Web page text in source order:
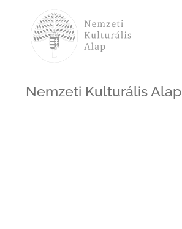
Nemzeti Kulturális Alap